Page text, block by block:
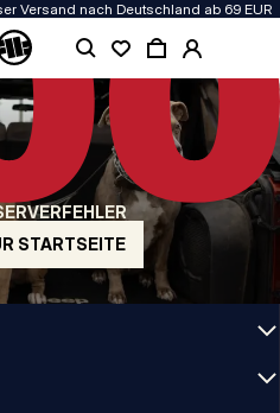
Versand nach Deutschland ab 69 EUR
STARTSEITE
produziert. Bei Haltbarkeit, Langlebigkeit
wir keine Kompromisse.
San Diego der frühen 90er. Unser Stil ist roh,
Kämpfer und eigensinnige Individualisten